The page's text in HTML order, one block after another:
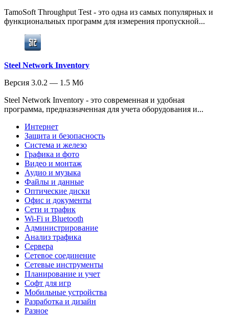
TamoSoft Throughput Test - это одна из самых популярных и
функциональных программ для измерения пропускной...
Steel Network Inventory
Версия 3.0.2 — 1.5 Мб
Steel Network Inventory - это современная и удобная
программа, предназначенная для учета оборудования и...
Интернет
Защита и безопасность
Система и железо
Графика и фото
Видео и монтаж
Аудио и музыка
Файлы и данные
Оптические диски
Офис и документы
Сети и трафик
Wi-Fi и Bluetooth
Администрирование
Анализ трафика
Сервера
Сетевое соединение
Сетевые инструменты
Планирование и учет
Софт для игр
Мобильные устройства
Разработка и дизайн
Разное